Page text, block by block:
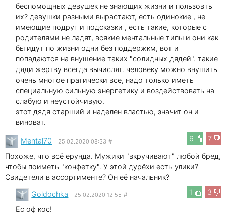
беспомощных девушек не знающих жизни и пользовть
их? девушки разными вырастают, есть одинокие , не
имеющие подруг и подсказки , есть такие, которые с
родителями не ладят, всякие ментальные типы и они как
бы идут по жизни одни без поддержкм, вот и
попадаются на внушение таких "солидных дядей". такие
дяди жертву всегда вычислят. человеку можно внушить
очень многое пратически все, надо только иметь
специальную сильную энергетику и воздействовать на
слабую и неустойчивую.
этот дядя старший и наделен властью, значит он и
виноват.
6
7
Mental70 25.02.2020 08:33 #
Похоже, что всё ерунда. Мужики "вкручивают" любой бред,
чтобы поиметь "конфетку". У этой дурёхи есть улики?
Свидетели в ассортименте? Он её начальник?
1
3
Goldochka 25.02.2020 12:55 #
Ес оф кос!